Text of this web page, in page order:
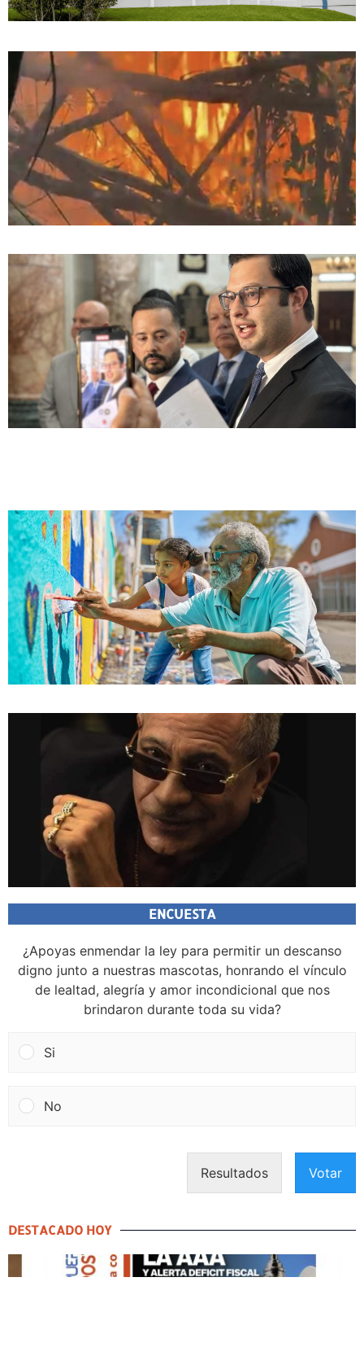
ENCUESTA
¿Apoyas enmendar la ley para permitir un descanso
digno junto a nuestras mascotas, honrando el vínculo
de lealtad, alegría y amor incondicional que nos
brindaron durante toda su vida?
Si
No
Resultados Votar
DESTACADO HOY